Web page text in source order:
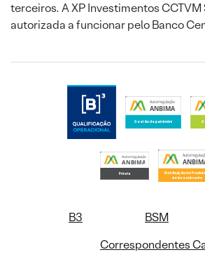
terceiros. A XP Investimentos
autorizada a funcionar pelo Banco
B3 BSM
Correspondentes